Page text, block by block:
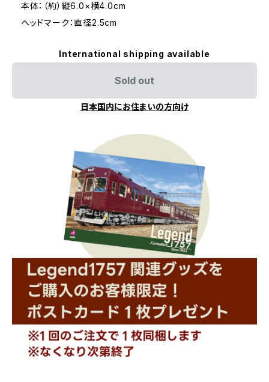
本体：（約）縦6.0×横4.0cm
ヘッドマーク：直径2.5cm
International shipping available
Sold out
日本国内にお住まいの方向け